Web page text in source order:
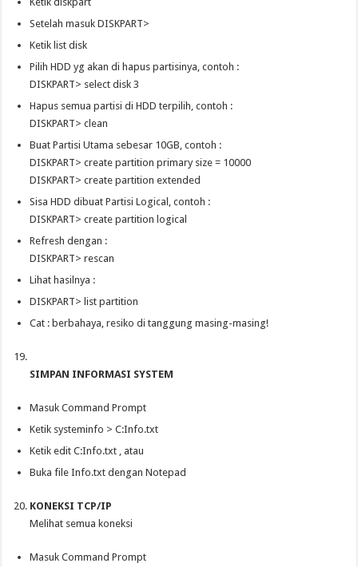
Setelah masuk DISKPART>
Ketik list disk
Pilih HDD yg akan di hapus partisinya, contoh :
DISKPART> select disk 3
Hapus semua partisi di HDD terpilih, contoh :
DISKPART> clean
Buat Partisi Utama sebesar 10GB, contoh :
DISKPART> create partition primary size = 10000
DISKPART> create partition extended
Sisa HDD dibuat Partisi Logical, contoh :
DISKPART> create partition logical
Refresh dengan :
DISKPART> rescan
Lihat hasilnya :
DISKPART> list partition
Cat : berbahaya, resiko di tanggung masing-masing!
SIMPAN INFORMASI SYSTEM
Masuk Command Prompt
Ketik systeminfo > C:Info.txt
Ketik edit C:Info.txt , atau
Buka file Info.txt dengan Notepad
KONEKSI TCP/IP
Melihat semua koneksi
Masuk Command Prompt